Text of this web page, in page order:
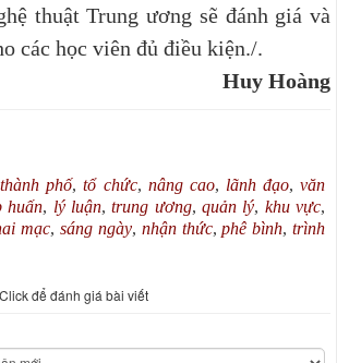
thuật Trung ương sẽ đánh giá và
các học viên đủ điều kiện./.
Huy Hoàng
thành phố,tổ chức, nâng cao, lãnh đạo,văn
huấn, lý luận,trung ương,quản lý, khu vực,
mạc,sáng ngày, nhận thức,phê bình,trình
Click để đánh giá bài viết